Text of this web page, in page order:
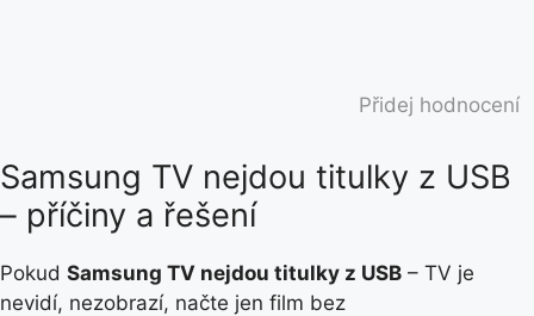
Přidej hodnocení
Samsung TV nejdou titulky z USB
– příčiny a řešení
Pokud Samsung TV nejdou titulky z USB – TV je
nevidí, nezobrazí, načte jen film bez